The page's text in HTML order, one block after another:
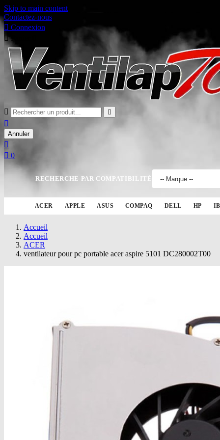
Skip to main content
Contactez-nous
 Connexion
 Panier
 

Annuler

 0
RECHERCHE PAR COMPATIBILITÉ
ACER APPLE ASUS COMPAQ DELL HP
Accueil
Accueil
ACER
ventilateur pour pc portable acer aspire 5101 DC280002T00